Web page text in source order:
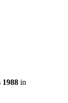
1988 in